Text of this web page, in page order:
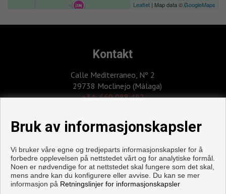
Leaflet | Map data ©GoogleMaps
Kontakt
Calle Mediterraneo, Nº 2
29738 Moclinejo (Málaga)
‎+34 669 088 482
Bruk av informasjonskapsler
Vi bruker våre egne og tredjeparts informasjonskapsler for å
forbedre opplevelsen på nettstedet vårt og for analytiske formål.
Noen er nødvendige for at nettstedet skal fungere som det skal,
mens andre kan du konfigurere eller avvise. Du kan se mer
informasjon på Retningslinjer for informasjonskapsler